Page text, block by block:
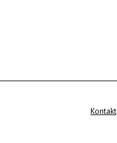
Kontakt